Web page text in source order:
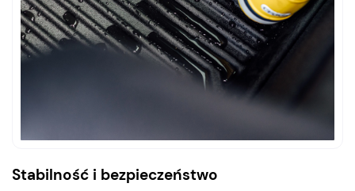
Stabilność i bezpieczeństwo